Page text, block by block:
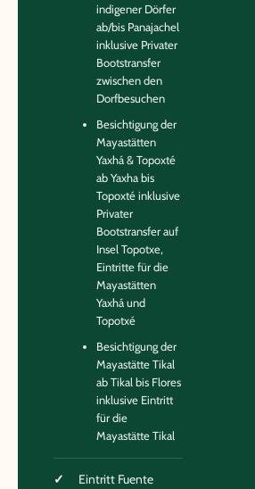
indigener Dörfer
ab/bis Panajachel
inklusive Privater
Bootstransfer
zwischen den
Dorfbesuchen
Besichtigung der
Mayastätten
Yaxhá & Topoxté
ab Yaxha bis
Topoxté inklusive
Privater
Bootstransfer auf
Insel Topotxe,
Eintritte für die
Mayastätten
Yaxhá und
Topotxé
Besichtigung der
Mayastätte Tikal
ab Tikal bis Flores
inklusive Eintritt
für die
Mayastätte Tikal
Eintritt Fuente